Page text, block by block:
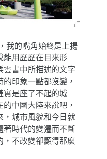
我的嘴角始終是上揚
能用歷歷在目來形
雲書中所描述的文字
印象一點都沒變，
實是座了不起的城
中國大陸來說吧，
，城市風貌和今日就
著時代的變遷而不斷
，不改變卻顯得那麼